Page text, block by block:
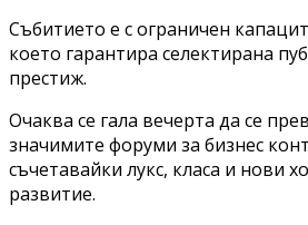
Събитието е с ограничен
което гарантира селектирана
престиж.
Очаква се гала вечерта да се
значимите форуми за бизнес
съчетавайки лукс, класа и нови
развитие.